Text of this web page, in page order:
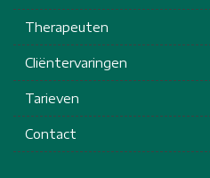
Therapeuten
Cliëntervaringen
Tarieven
Contact